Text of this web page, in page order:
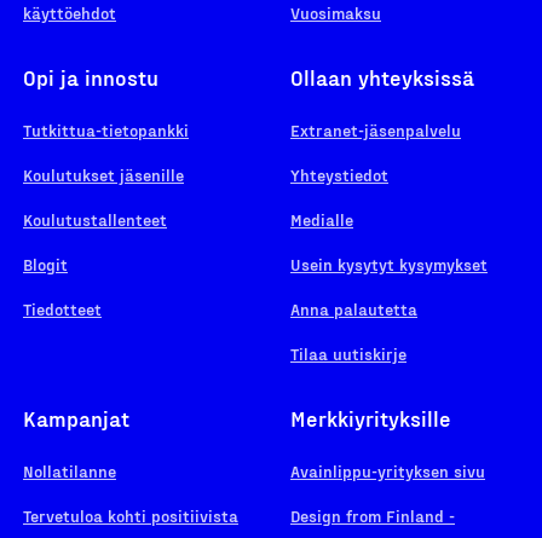
käyttöehdot
Vuosimaksu
Opi ja innostu
Tutkittua-tietopankki
Koulutukset jäsenille
Koulutustallenteet
Blogit
Tiedotteet
Ollaan yhteyksissä
Extranet-jäsenpalvelu
Yhteystiedot
Medialle
Usein kysytyt kysymykset
Anna palautetta
Tilaa uutiskirje
Kampanjat
Nollatilanne
Tervetuloa kohti positiivista
Merkkiyrityksille
Avainlippu-yrityksen sivu
Design from Finland -